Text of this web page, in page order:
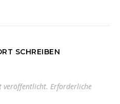
SCHREIBEN
veröffentlicht. Erforderliche